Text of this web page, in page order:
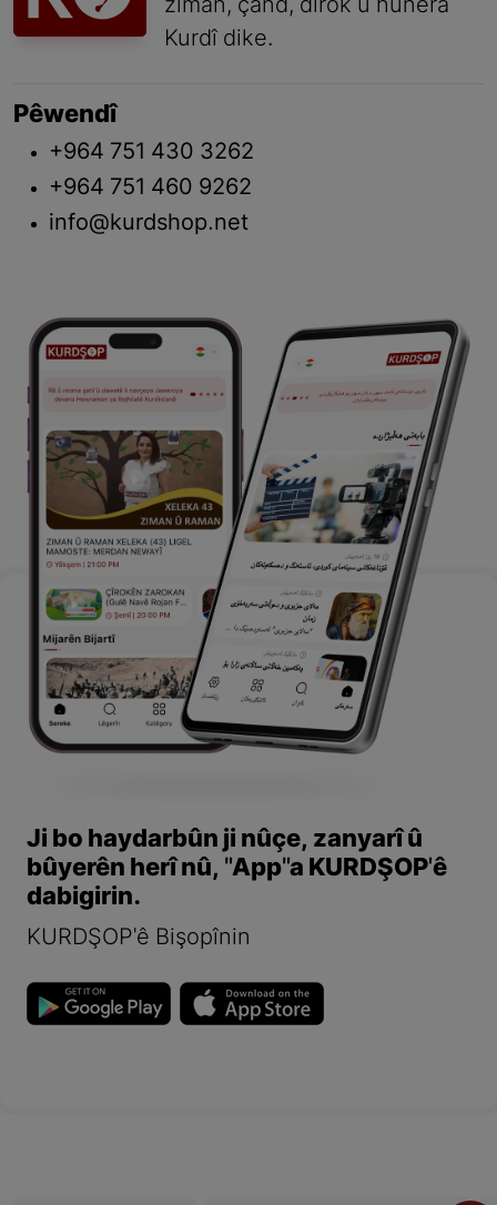
ziman, çand, dîrok û hunera
Kurdî dike.
Pêwendî
+964 751 430 3262
+964 751 460 9262
info@kurdshop.net
Ji bo haydarbûn ji nûçe, zanyarî û
bûyerên herî nû, "App"a KURDŞOP'ê
dabigirin.
KURDŞOP'ê Bişopînin